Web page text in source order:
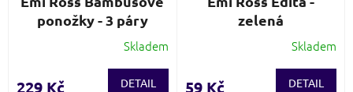
ponožky - 3 páry
Skladem
229 Kč DETAIL
zelená
Skladem
59 Kč DETAIL